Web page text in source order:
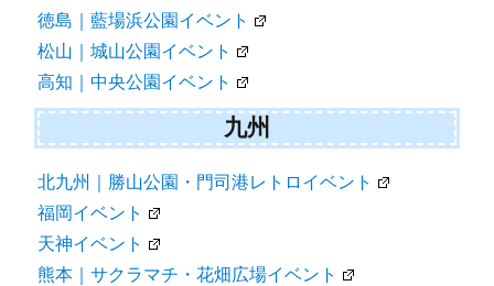
徳島｜藍場浜公園イベント
松山｜城山公園イベント
高知｜中央公園イベント
九州
北九州｜勝山公園・門司港レトロイベント
福岡イベント
天神イベント
熊本｜サクラマチ・花畑広場イベント